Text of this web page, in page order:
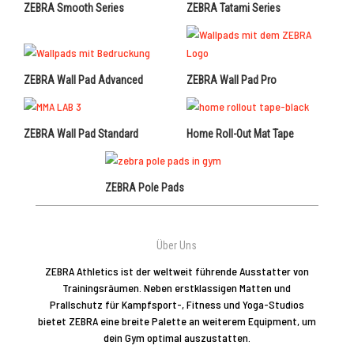
ZEBRA Smooth Series ZEBRA Tatami Series
ZEBRA Wall Pad Advanced ZEBRA Wall Pad Pro
ZEBRA Wall Pad Standard Home Roll-Out Mat Tape
ZEBRA Pole Pads
Über Uns
ZEBRA Athletics ist der weltweit führende Ausstatter von
Trainingsräumen. Neben erstklassigen Matten und
Prallschutz für Kampfsport-, Fitness und Yoga-Studios
bietet ZEBRA eine breite Palette an weiterem Equipment, um
dein Gym optimal auszustatten.